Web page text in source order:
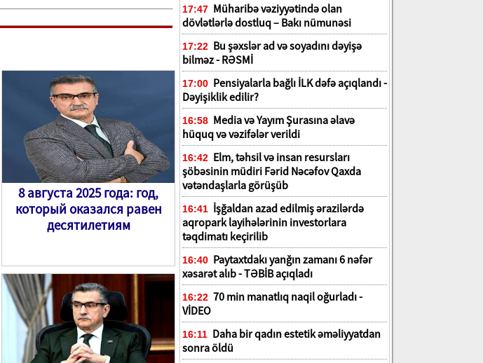
8 августа 2025 года: год,
который оказался равен
десятилетиям
17:47 Müharibə vəziyyətində olan
dövlətlərlə dostluq – Bakı nümunəsi
17:22 Bu şəxslər ad və soyadını dəyişə
bilməz - RƏSMİ
17:00 Pensiyalarla bağlı İLK dəfə açıqlandı -
Dəyişiklik edilir?
16:58 Media və Yayım Şurasına əlavə
hüquq və vəzifələr verildi
16:42 Elm, təhsil və insan resursları
şöbəsinin müdiri Fərid Nəcəfov Qaxda
vətəndaşlarla görüşüb
16:41 İşğaldan azad edilmiş ərazilərdə
aqropark layihələrinin investorlara
təqdimatı keçirilib
16:40 Paytaxtdakı yanğın zamanı 6 nəfər
xəsarət alıb - TƏBİB açıqladı
16:22 70 min manatlıq naqil oğurladı -
VİDEO
16:11 Daha bir qadın estetik əməliyyatdan
sonra öldü